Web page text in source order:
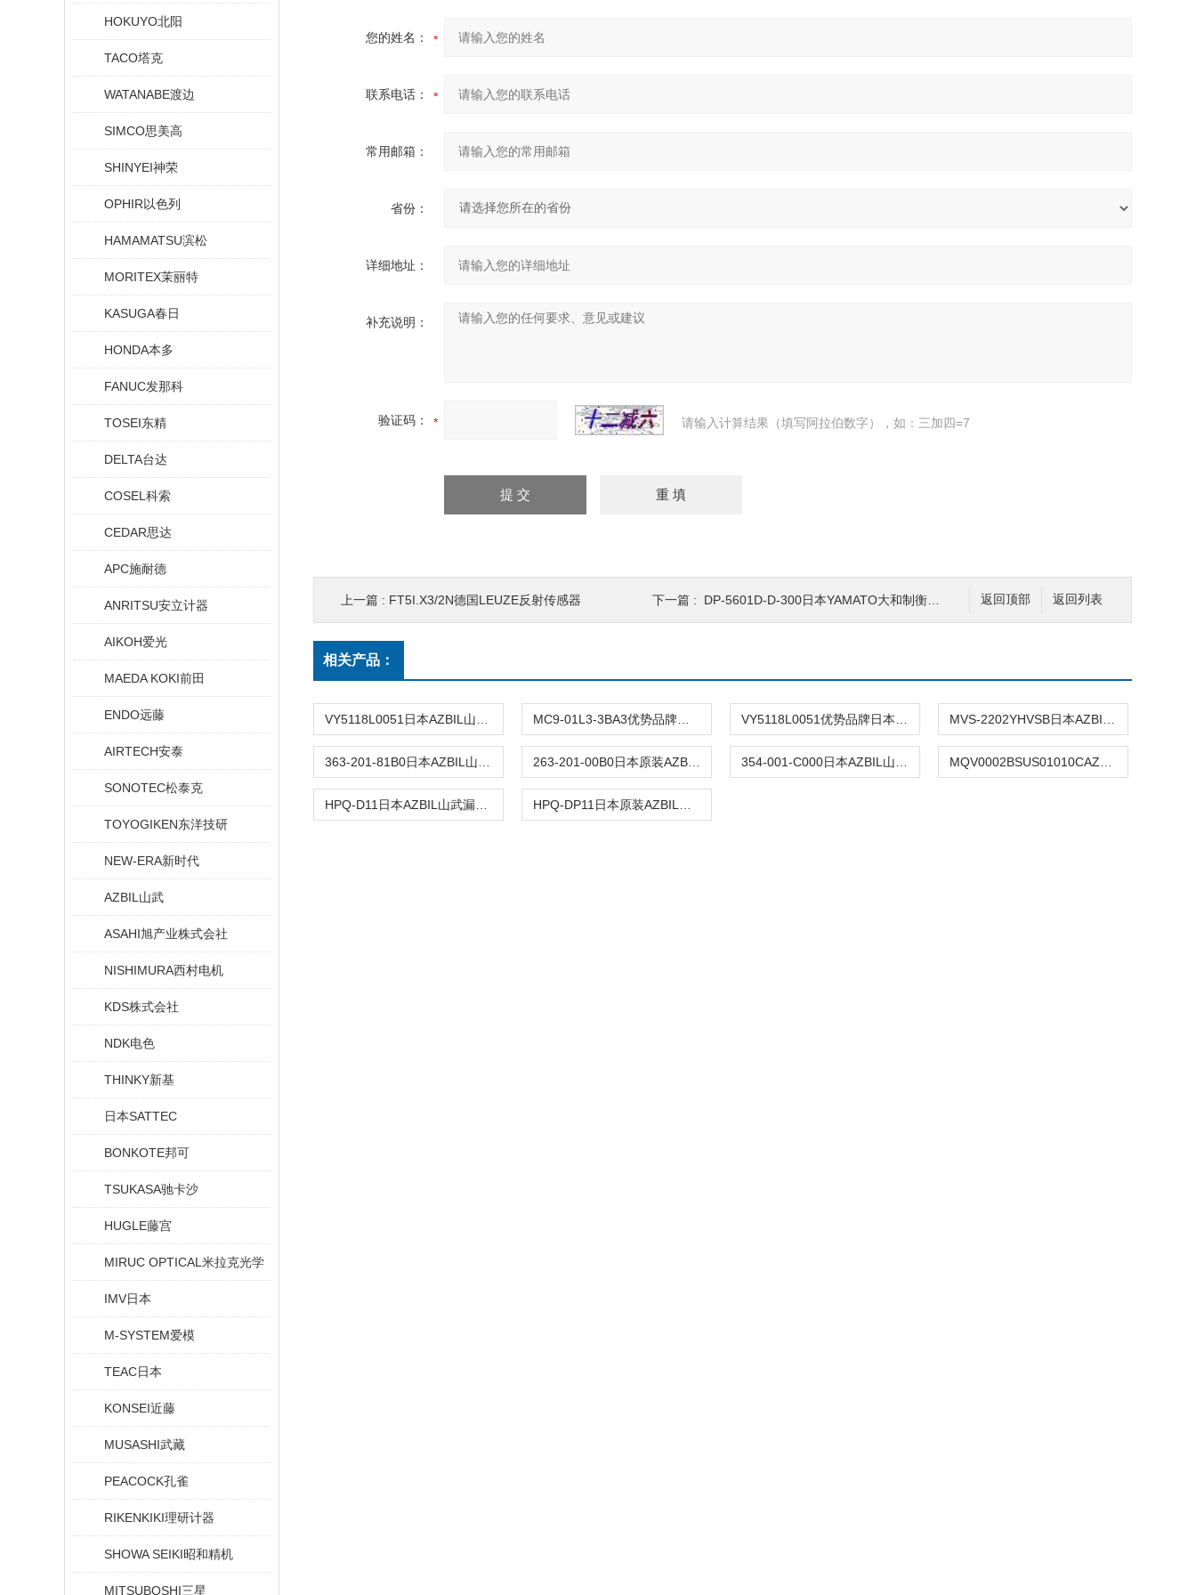
HOKUYO北阳
TACO塔克
WATANABE渡边
SIMCO思美高
SHINYEI神荣
OPHIR以色列
HAMAMATSU滨松
MORITEX茉丽特
KASUGA春日
HONDA本多
FANUC发那科
TOSEI东精
DELTA台达
COSEL科索
CEDAR思达
APC施耐德
ANRITSU安立计器
AIKOH爱光
MAEDA KOKI前田
ENDO远藤
AIRTECH安泰
SONOTEC松泰克
TOYOGIKEN东洋技研
NEW-ERA新时代
AZBIL山武
ASAHI旭产业株式会社
NISHIMURA西村电机
KDS株式会社
NDK电色
THINKY新基
日本SATTEC
BONKOTE邦可
TSUKASA驰卡沙
HUGLE藤宫
MIRUC OPTICAL米拉克光学
IMV日本
M-SYSTEM爱模
TEAC日本
KONSEI近藤
MUSASHI武藏
PEACOCK孔雀
RIKENKIKI理研计器
SHOWA SEIKI昭和精机
MITSUBOSHI三星
您的姓名：
联系电话：
常用邮箱：
省份：
详细地址：
补充说明：
验证码： 请输入计算结果（填写阿拉伯数字），如：三加四=7
返回列表
返回顶部
上一篇 : FT5I.X3/2N德国LEUZE反射传感器 下一篇 : DP-5601D-D-300日本YAMATO大和制衡多功能数字平台秤
相关产品：